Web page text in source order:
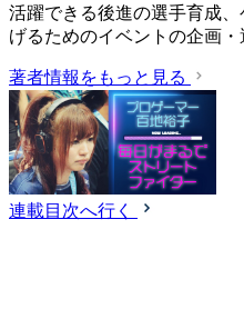
活躍できる後進の選手育成
げるためのイベントの企画・
著者情報をもっと見る
連載目次へ行く